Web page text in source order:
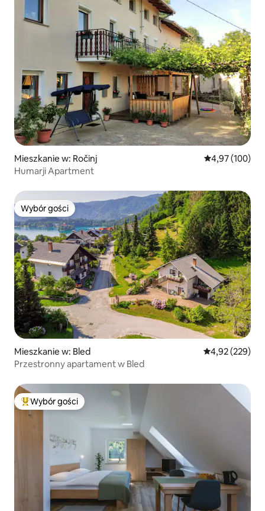
Mieszkanie w: Ročinj Średnia
4,97 (100)
Humarji Apartment
Wybór gości
Wybór gości
Mieszkanie w: Bled Średnia
4,92 (229)
Przestronny apartament w Bled
Najpopularniejsze z kategorii Wybór gości
Wybór gości